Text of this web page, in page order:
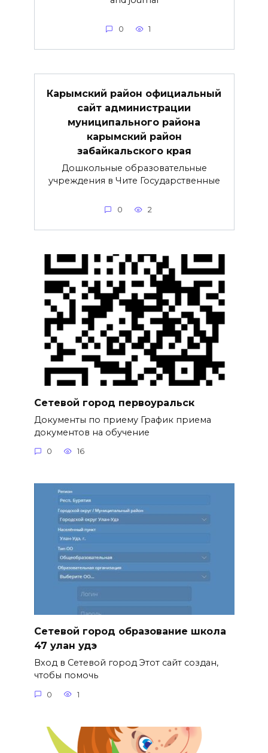
0 1
Карымский район официальный
сайт администрации
муниципального района
карымский район
забайкальского края
Дошкольные образовательные
учреждения в Чите Государственные
0 2
Сетевой город первоуральск
Документы по приему График приема
документов на обучение
0 16
Сетевой город образование школа
47 улан удэ
Вход в Сетевой город Этот сайт создан,
чтобы помочь
0 1